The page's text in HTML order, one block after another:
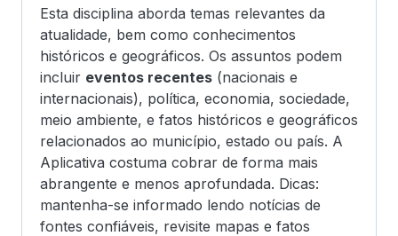
Esta disciplina aborda temas relevantes da
atualidade, bem como conhecimentos
históricos e geográficos. Os assuntos podem
incluir eventos recentes (nacionais e
internacionais), política, economia, sociedade,
meio ambiente, e fatos históricos e geográficos
relacionados ao município, estado ou país. A
Aplicativa costuma cobrar de forma mais
abrangente e menos aprofundada. Dicas:
mantenha-se informado lendo notícias de
fontes confiáveis, revisite mapas e fatos